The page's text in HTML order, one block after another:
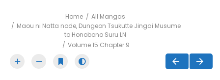
Home
All Mangas
Maou ni Natta node, Dungeon Tsukutte Jingai Musume
to Honobono Suru LN
Volume 15 Chapter 9